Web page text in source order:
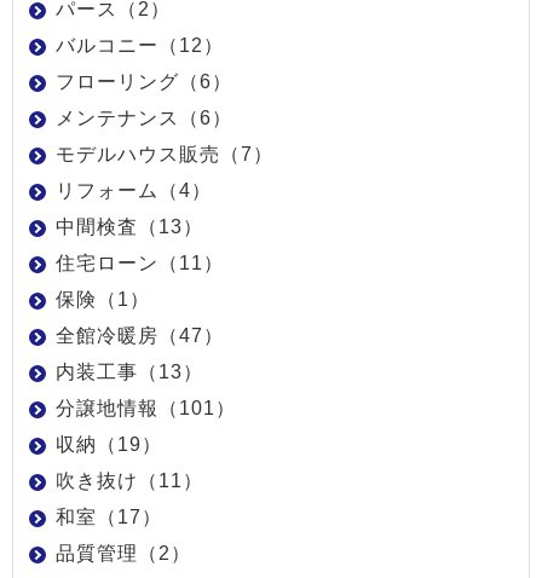
パース（2）
バルコニー（12）
フローリング（6）
メンテナンス（6）
モデルハウス販売（7）
リフォーム（4）
中間検査（13）
住宅ローン（11）
保険（1）
全館冷暖房（47）
内装工事（13）
分譲地情報（101）
収納（19）
吹き抜け（11）
和室（17）
品質管理（2）